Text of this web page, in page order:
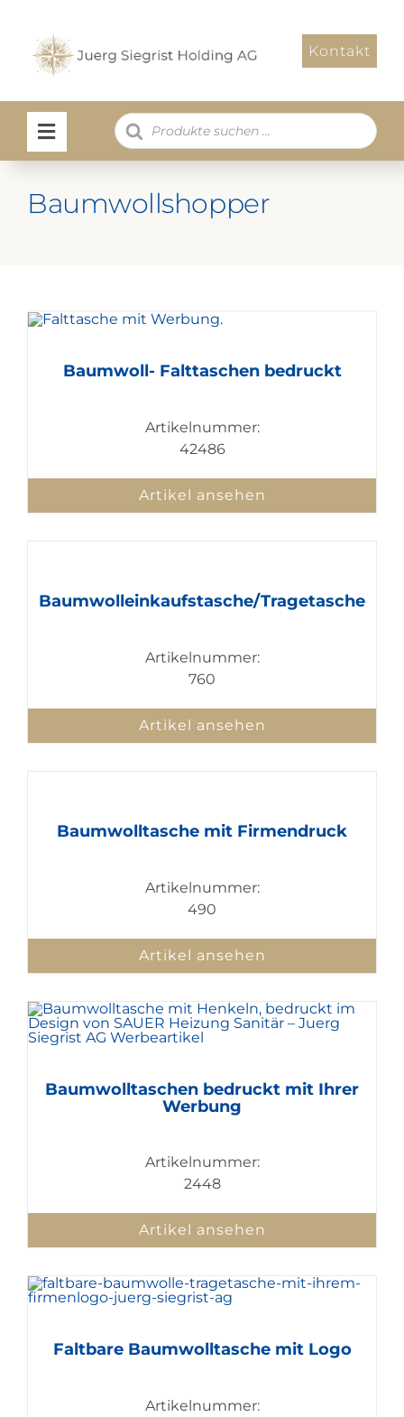
springen
Kontakt
Products
search
Baumwollshopper
Baumwoll- Falttaschen bedruckt
Artikelnummer:
42486
Artikel ansehen
Baumwolleinkaufstasche/Tragetasche
Artikelnummer:
760
Artikel ansehen
Baumwolltasche mit Firmendruck
Artikelnummer:
490
Artikel ansehen
Baumwolltaschen bedruckt mit Ihrer
Werbung
Artikelnummer:
2448
Artikel ansehen
Faltbare Baumwolltasche mit Logo
Artikelnummer: